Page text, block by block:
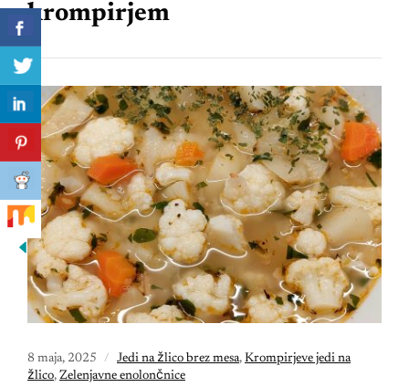
krompirjem
8 maja, 2025 Jedi na žlico brez mesa, Krompirjeve jedi na
žlico, Zelenjavne enolončnice